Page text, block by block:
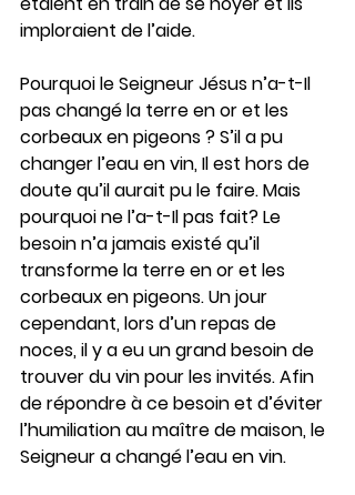
imploraient de l’aide.
Pourquoi le Seigneur Jésus n’a-t-Il
pas changé la terre en or et les
corbeaux en pigeons ? S’il a pu
changer l’eau en vin, Il est hors de
doute qu’il aurait pu le faire. Mais
pourquoi ne l’a-t-Il pas fait? Le
besoin n’a jamais existé qu’il
transforme la terre en or et les
corbeaux en pigeons. Un jour
cependant, lors d’un repas de
noces, il y a eu un grand besoin de
trouver du vin pour les invités. Afin
de répondre à ce besoin et d’éviter
l’humiliation au maître de maison, le
Seigneur a changé l’eau en vin.